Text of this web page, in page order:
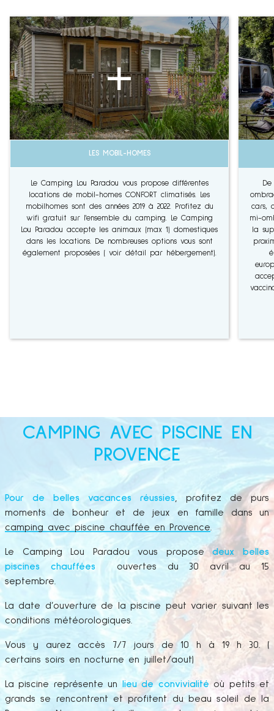
LES MOBIL-HOMES
Le Camping Lou Paradou vous propose différentes
locations de mobil-homes CONFORT climatisés. Les
mobilhomes sont des années 2019 à 2022. Profitez du
wifi gratuit sur l'ensemble du camping. Le Camping
Lou Paradou accepte les animaux (max 1) domestiques
dans les locations. De nombreuses options vous sont
également proposées ( voir détail par hébergement).
cars,
mi-
la
CAMPING AVEC PISCINE EN
PROVENCE
Pour de belles vacances réussies, profitez de purs
moments de bonheur et de jeux en famille dans un
camping avec piscine chauffée en Provence.
Le Camping Lou Paradou vous proposedeux belles
piscines chauffées
ouvertes du 30 avril au 15
septembre.
La date d’ouverture de la piscine peut varier suivant les
conditions météorologiques.
Vous y aurez accès 7/7 jours de 10 h à 19 h 30. (
certains soirs en nocturne en juillet/aout)
La piscine représente unlieu de convivialité où petits et
grands se rencontrent et profitent du beau soleil de la